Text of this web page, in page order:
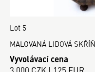
Lot 5
MALOVANÁ LIDOVÁ SKŘÍŇ
Vyvolávací cena